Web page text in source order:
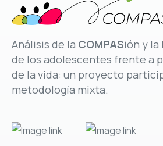
Análisis de la COMPASión y la
de los adolescentes frente a
de la vida: un proyecto
metodología mixta.